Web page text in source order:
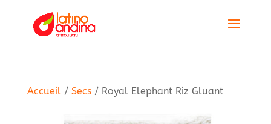
Accueil/ Secs/ Royal Elephant Riz Gluant